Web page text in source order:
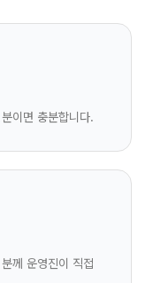
이면 충분합니다.
께 운영진이 직접